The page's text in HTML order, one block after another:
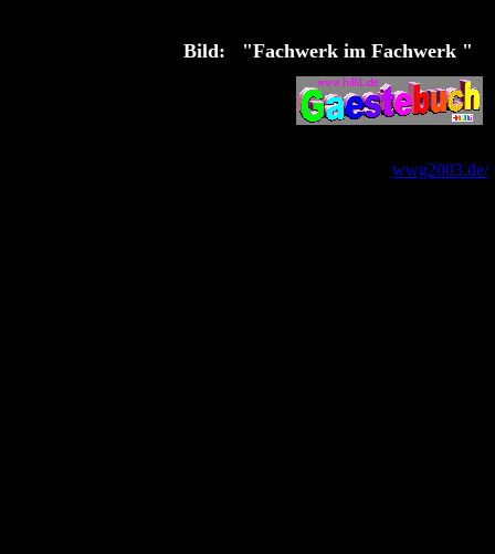
Bild: "Fachwerk im Fachwerk "
wwg2003.de/